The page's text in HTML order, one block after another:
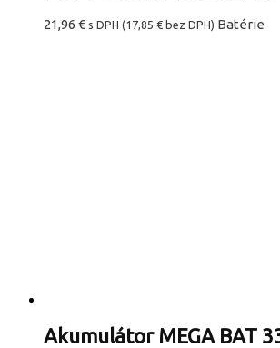
21,96 € s DPH (17,85 € bez DPH) Batérie
Akumulátor MEGA BAT